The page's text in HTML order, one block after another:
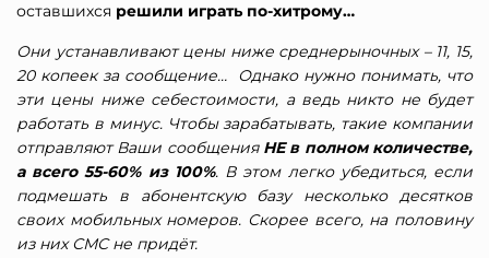
оставшихся решили играть по-хитрому…
Они устанавливают цены ниже среднерыночных – 11, 15,
20 копеек за сообщение… Однако нужно понимать, что
эти цены ниже себестоимости, а ведь никто не будет
работать в минус. Чтобы зарабатывать, такие компании
отправляют Ваши сообщения НЕ в полном количестве,
а всего 55-60% из 100%. В этом легко убедиться, если
подмешать в абонентскую базу несколько десятков
своих мобильных номеров. Скорее всего, на половину
из них СМС не придёт.